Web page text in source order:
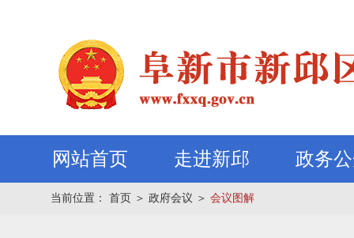
网站首页 走进新邱 政务
当前位置： 首页 ＞ 政府会议 ＞ 会议图解